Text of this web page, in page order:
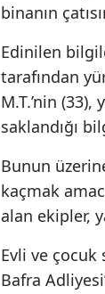
binanın
Edinilen
tarafından
M.T.’nin
saklandığı
Bunun
kaçmak
alan ekipler,
Evli ve
Bafra